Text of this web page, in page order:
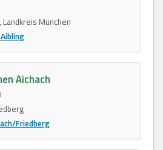
München
Aichach
Friedberg